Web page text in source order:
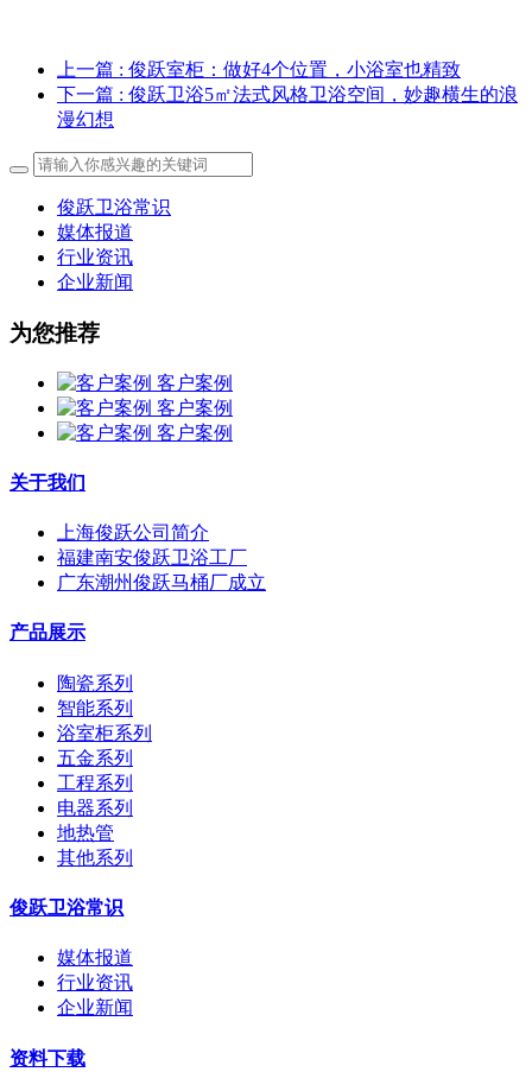
上一篇 : 俊跃室柜：做好4个位置，小浴室也精致
下一篇 : 俊跃卫浴5㎡法式风格卫浴空间，妙趣横生的浪
漫幻想
俊跃卫浴常识
媒体报道
行业资讯
企业新闻
为您推荐
客户案例
客户案例
客户案例
关于我们
上海俊跃公司简介
福建南安俊跃卫浴工厂
广东潮州俊跃马桶厂成立
产品展示
陶瓷系列
智能系列
浴室柜系列
五金系列
工程系列
电器系列
地热管
其他系列
俊跃卫浴常识
媒体报道
行业资讯
企业新闻
资料下载